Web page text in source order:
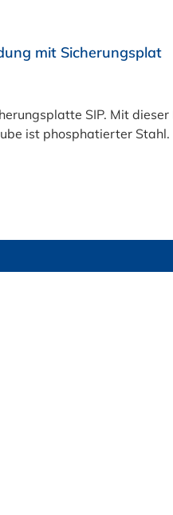
mit Sicherungsplat
SIP. Mit
ist phosphatierter Stahl.